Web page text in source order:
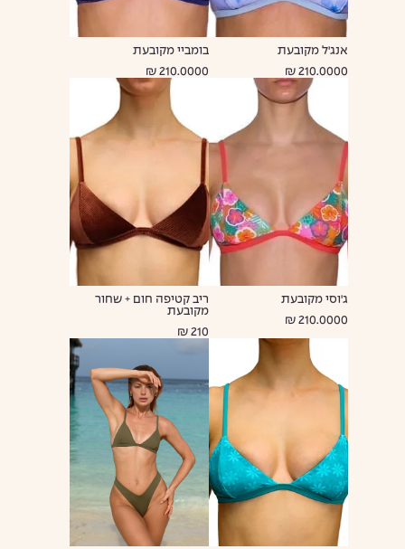
אנג'ל מקובעת
210.0000 ₪
בומביי מקובעת
210.0000 ₪
ג'וסי מקובעת
210.0000 ₪
ריב קטיפה חום + שחור
מקובעת
210 ₪